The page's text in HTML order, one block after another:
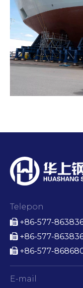
Telepon
 +86-577-
 +86-577-
 +86-577-
E-mail